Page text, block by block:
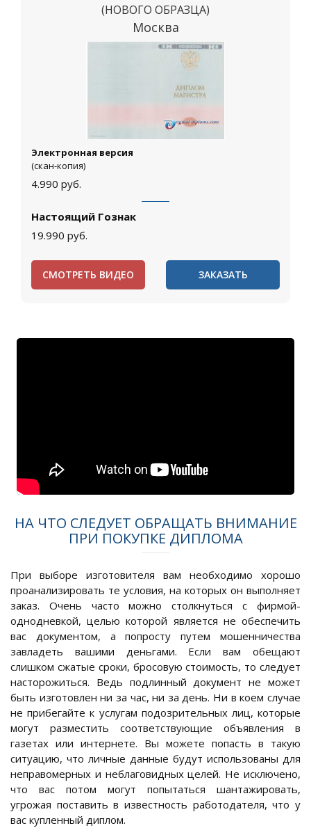
(НОВОГО ОБРАЗЦА)
Москва
Электронная версия
(скан-копия)
4.990 руб.
Настоящий Гознак
19.990 руб.
СМОТРЕТЬ ВИДЕО ЗАКАЗАТЬ
НА ЧТО СЛЕДУЕТ ОБРАЩАТЬ ВНИМАНИЕ
ПРИ ПОКУПКЕ ДИПЛОМА
При выборе изготовителя вам необходимо хорошо
проанализировать те условия, на которых он выполняет
заказ. Очень часто можно столкнуться с фирмой-
однодневкой, целью которой является не обеспечить
вас документом, а попросту путем мошенничества
завладеть вашими деньгами. Если вам обещают
слишком сжатые сроки, бросовую стоимость, то следует
насторожиться. Ведь подлинный документ не может
быть изготовлен ни за час, ни за день. Ни в коем случае
не прибегайте к услугам подозрительных лиц, которые
могут разместить соответствующие объявления в
газетах или интернете. Вы можете попасть в такую
ситуацию, что личные данные будут использованы для
неправомерных и неблаговидных целей. Не исключено,
что вас потом могут попытаться шантажировать,
угрожая поставить в известность работодателя, что у
вас купленный диплом.